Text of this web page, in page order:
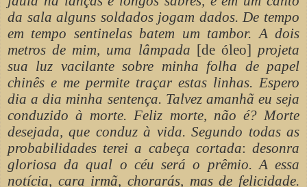
da sala alguns soldados jogam dados. De tempo
em tempo sentinelas batem um tambor. A dois
metros de mim, uma lâmpada [de óleo]projeta
sua luz vacilante sobre minha folha de papel
chinês e me permite traçar estas linhas. Espero
dia a dia minha sentença. Talvez amanhã eu seja
conduzido à morte. Feliz morte, não é? Morte
desejada, que conduz à vida. Segundo todas as
probabilidades terei a cabeça cortada: desonra
gloriosa da qual o céu será o prêmio. A essa
notícia, cara irmã, chorarás, mas de felicidade.